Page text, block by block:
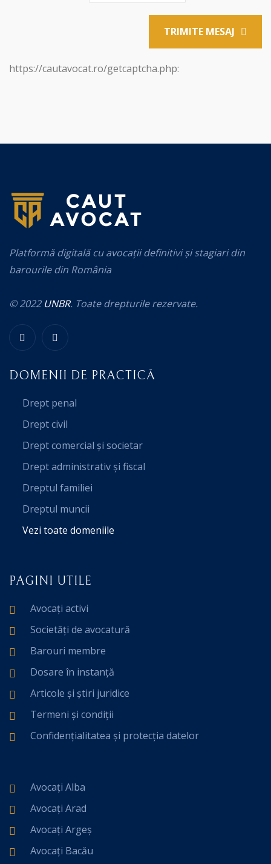
TRIMITE MESAJ
https://cautavocat.ro/getcaptcha.php:
Platformă digitală cu avocații definitivi și stagiari din
barourile din România
© 2022 UNBR. Toate drepturile rezervate.
DOMENII DE PRACTICĂ
Drept penal
Drept civil
Drept comercial și societar
Drept administrativ și fiscal
Dreptul familiei
Dreptul muncii
Vezi toate domeniile
PAGINI UTILE
Avocați activi
Societăți de avocatură
Barouri membre
Dosare în instanță
Articole și știri juridice
Termeni și condiții
Confidențialitatea și protecția datelor
Avocați Alba
Avocați Arad
Avocați Argeș
Avocați Bacău